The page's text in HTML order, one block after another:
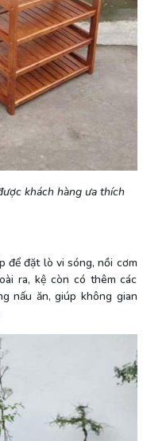
khách hàng ưa thích
để đặt lò vi sóng, nồi cơm
ra, kệ còn có thêm các
nấu ăn, giúp không gian